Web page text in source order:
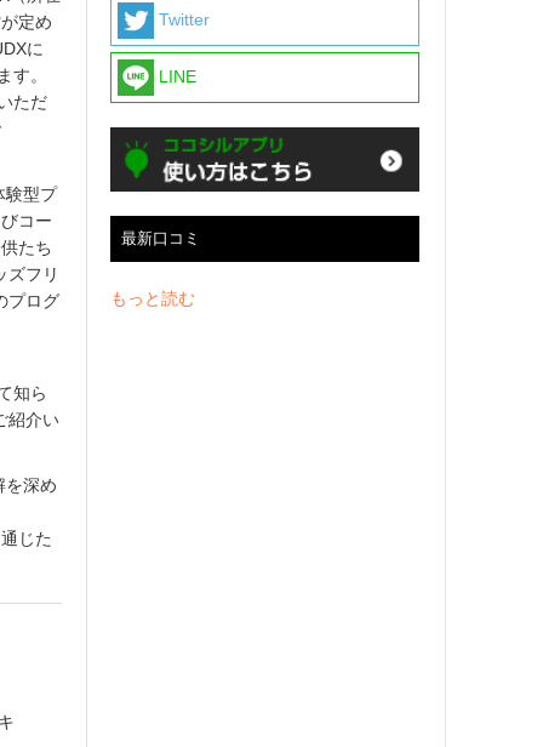
定め
に
す。
ただ
験型プ
コー
たち
ズフリ
プログ
知ら
紹介い
を深め
じた
Twitter
LINE
最新口コミ
もっと読む